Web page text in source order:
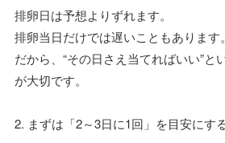
排卵日は予想よりずれます。
排卵当日だけでは遅いこともあります。
だから、“その日さえ当てればいい”と
が大切です。
2. まずは「2～3日に1回」を目安にす